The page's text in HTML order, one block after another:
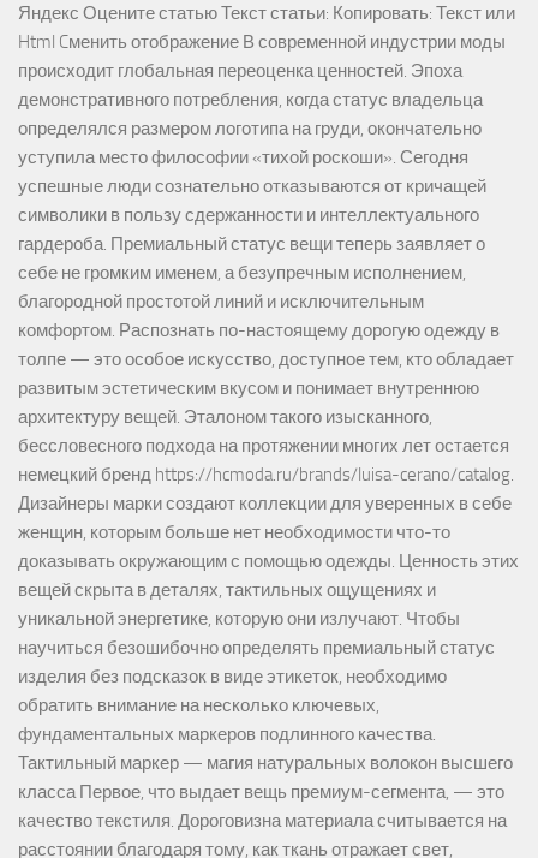
Яндекс Оцените статью Текст статьи: Копировать: Текст или
Html Cменить отображение В современной индустрии моды
происходит глобальная переоценка ценностей. Эпоха
демонстративного потребления, когда статус владельца
определялся размером логотипа на груди, окончательно
уступила место философии «тихой роскоши». Сегодня
успешные люди сознательно отказываются от кричащей
символики в пользу сдержанности и интеллектуального
гардероба. Премиальный статус вещи теперь заявляет о
себе не громким именем, а безупречным исполнением,
благородной простотой линий и исключительным
комфортом. Распознать по-настоящему дорогую одежду в
толпе — это особое искусство, доступное тем, кто обладает
развитым эстетическим вкусом и понимает внутреннюю
архитектуру вещей. Эталоном такого изысканного,
бессловесного подхода на протяжении многих лет остается
немецкий бренд https://hcmoda.ru/brands/luisa-cerano/catalog.
Дизайнеры марки создают коллекции для уверенных в себе
женщин, которым больше нет необходимости что-то
доказывать окружающим с помощью одежды. Ценность этих
вещей скрыта в деталях, тактильных ощущениях и
уникальной энергетике, которую они излучают. Чтобы
научиться безошибочно определять премиальный статус
изделия без подсказок в виде этикеток, необходимо
обратить внимание на несколько ключевых,
фундаментальных маркеров подлинного качества.
Тактильный маркер — магия натуральных волокон высшего
класса Первое, что выдает вещь премиум-сегмента, — это
качество текстиля. Дороговизна материала считывается на
расстоянии благодаря тому, как ткань отражает свет,